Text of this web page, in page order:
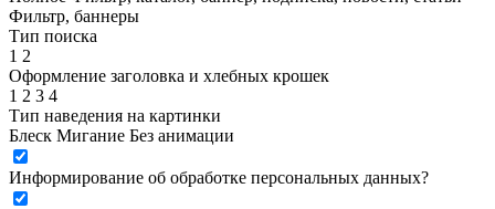
Фильтр, баннеры
Тип поиска
1 2
Оформление заголовка и хлебных крошек
1 2 3 4
Тип наведения на картинки
Блеск Мигание Без анимации
Информирование об обработке персональных данных?